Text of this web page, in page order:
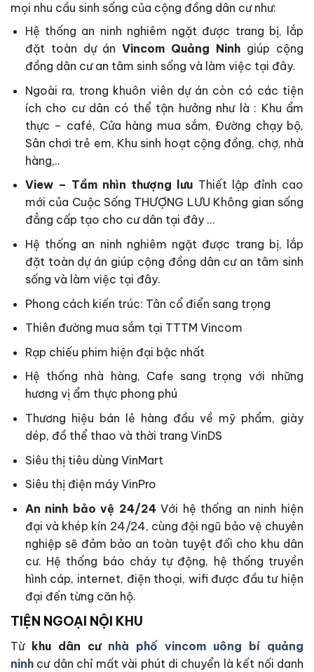
mọi nhu cầu sinh sống của cộng đồng dân cư như:
Hệ thống an ninh nghiêm ngặt được trang bị, lắp
đặt toàn dự ánVincom Quảng Ninh giúp cộng
đồng dân cư an tâm sinh sống và làm việc tại đây.
Ngoài ra, trong khuôn viên dự án còn có các tiện
ích cho cư dân có thể tận hưởng như là : Khu ẩm
thực – café, Cửa hàng mua sắm, Đường chạy bộ,
Sân chơi trẻ em, Khu sinh hoạt cộng đồng, chợ, nhà
hàng,..
View – Tầm nhìn thượng lưu Thiết lập đỉnh cao
mới của Cuộc Sống THƯỢNG LƯU Không gian sống
đẳng cấp tạo cho cư dân tại đây …
Hệ thống an ninh nghiêm ngặt được trang bị, lắp
đặt toàn dự án giúp cộng đồng dân cư an tâm sinh
sống và làm việc tại đây.
Phong cách kiến trúc: Tân cổ điển sang trọng
Thiên đường mua sắm tại TTTM Vincom
Rạp chiếu phim hiện đại bậc nhất
Hệ thống nhà hàng, Cafe sang trọng với những
hương vị ẩm thực phong phú
Thương hiệu bán lẻ hàng đầu về mỹ phẩm, giày
dép, đồ thể thao và thời trang VinDS
Siêu thị tiêu dùng VinMart
Siêu thị điện máy VinPro
An ninh bảo vệ 24/24Với hệ thống an ninh hiện
đại và khép kín 24/24, cùng đội ngũ bảo vệ chuyên
nghiệp sẽ đảm bảo an toàn tuyệt đối cho khu dân
cư. Hệ thống báo cháy tự động, hệ thống truyền
hình cáp, internet, điện thoại, wifi được đầu tư hiện
đại đến từng căn hộ.
TIỆN NGOẠI NỘI KHU
Từ khu dân cư nhà phố vincom uông bí quảng
ninh cư dân chỉ mất vài phút di chuyển là kết nối danh